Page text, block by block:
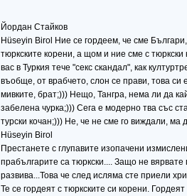
Йордан Стайков
Hüseyin Birol Ние се гордеем, че сме
тюркските корени, а щом и ние сме с
вас в Туркия тече "секс скандал", как
въобще, от врабчето, слон се прави, това
мивките, брат;))) Нещо, Тангра, нема ли да
забелена чурка;))) Сега е модерно тва със
турски кочан;))) Не, че не сме го виждали,
Hüseyin Birol
Престанете с глупавите изопачени
прабългарите са тюркски.... Защо не
развива...Това че след исляма сте приели
Те се гордеят с тюркските си корени.